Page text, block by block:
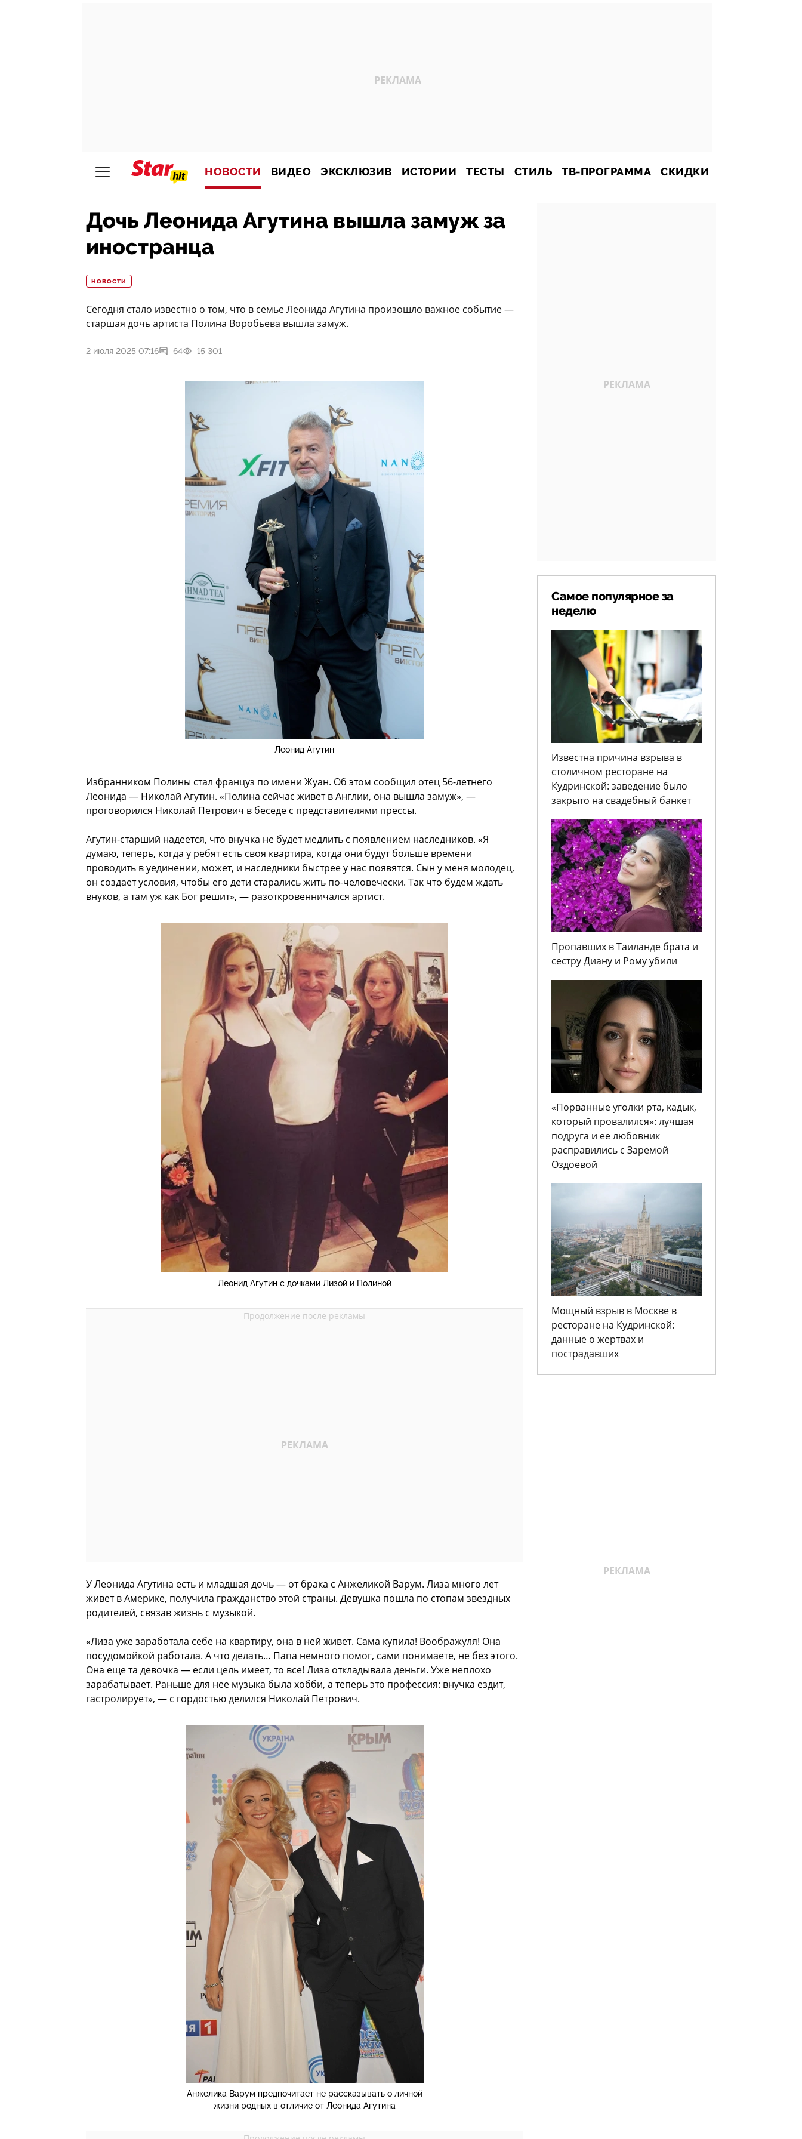
НОВОСТИ ВИДЕО ЭКСКЛЮЗИВ ИСТОРИИ ТЕСТЫ СТИЛЬ ТВ-ПРОГРАММА СКИДКИ
Дочь Леонида Агутина вышла замуж за
иностранца
НОВОСТИ
Сегодня стало известно о том, что в семье Леонида Агутина произошло важное событие —
старшая дочь артиста Полина Воробьева вышла замуж.
2 июля 2025 07:16 64 15 301
Леонид Агутин
Избранником Полины стал француз по имени Жуан. Об этом сообщил отец 56-летнего
Леонида — Николай Агутин. «Полина сейчас живет в Англии, она вышла замуж», —
проговорился Николай Петрович в беседе с представителями прессы.
Агутин-старший надеется, что внучка не будет медлить с появлением наследников. «Я
думаю, теперь, когда у ребят есть своя квартира, когда они будут больше времени
проводить в уединении, может, и наследники быстрее у нас появятся. Сын у меня молодец,
он создает условия, чтобы его дети старались жить по-человечески. Так что будем ждать
внуков, а там уж как Бог решит», — разоткровенничался артист.
Леонид Агутин с дочками Лизой и Полиной
У Леонида Агутина есть и младшая дочь — от брака с Анжеликой Варум. Лиза много лет
живет в Америке, получила гражданство этой страны. Девушка пошла по стопам звездных
родителей, связав жизнь с музыкой.
«Лиза уже заработала себе на квартиру, она в ней живет. Сама купила! Воображуля! Она
посудомойкой работала. А что делать… Папа немного помог, сами понимаете, не без этого.
Она еще та девочка — если цель имеет, то все! Лиза откладывала деньги. Уже неплохо
зарабатывает. Раньше для нее музыка была хобби, а теперь это профессия: внучка ездит,
гастролирует», — с гордостью делился Николай Петрович.
Анжелика Варум предпочитает не рассказывать о личной
жизни родных в отличие от Леонида Агутина
Самое популярное за
неделю
Известна причина взрыва в
столичном ресторане на
Кудринской: заведение было
закрыто на свадебный банкет
Пропавших в Таиланде брата и
сестру Диану и Рому убили
«Порванные уголки рта, кадык,
который провалился»: лучшая
подруга и ее любовник
расправились с Заремой
Оздоевой
Мощный взрыв в Москве в
ресторане на Кудринской:
данные о жертвах и
пострадавших